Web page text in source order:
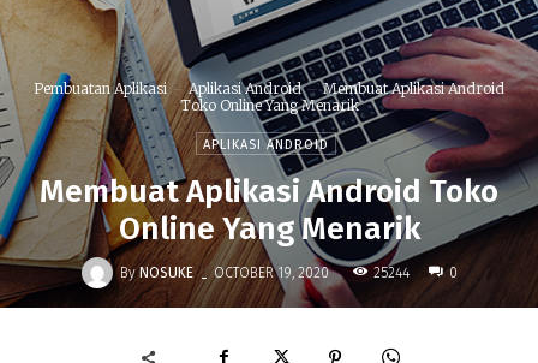
Pembuatan Aplikasi Aplikasi Android
Membuat Aplikasi Android
Toko Online Yang Menarik
APLIKASI ANDROID
Membuat Aplikasi Android Toko
Online Yang Menarik
By NOSUKE - OCTOBER 19, 2020 25244 0